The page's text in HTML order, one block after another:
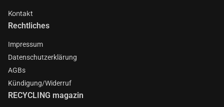
Kontakt
Rechtliches
Impressum
Datenschutzerklärung
AGBs
Kündigung/Widerruf
RECYCLING magazin